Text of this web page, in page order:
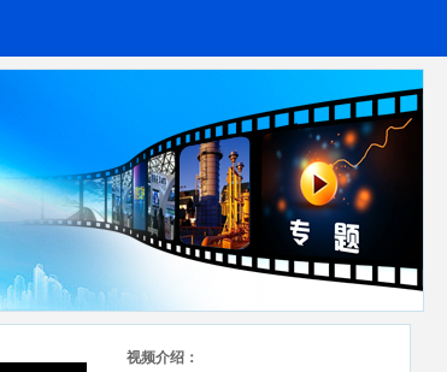
视频介绍：